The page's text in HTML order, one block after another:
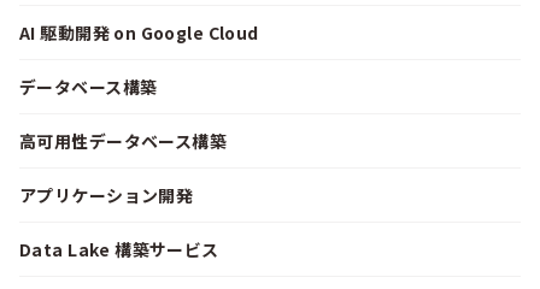
AI 駆動開発 on Google Cloud
データベース構築
高可用性データベース構築
アプリケーション開発
Data Lake 構築サービス